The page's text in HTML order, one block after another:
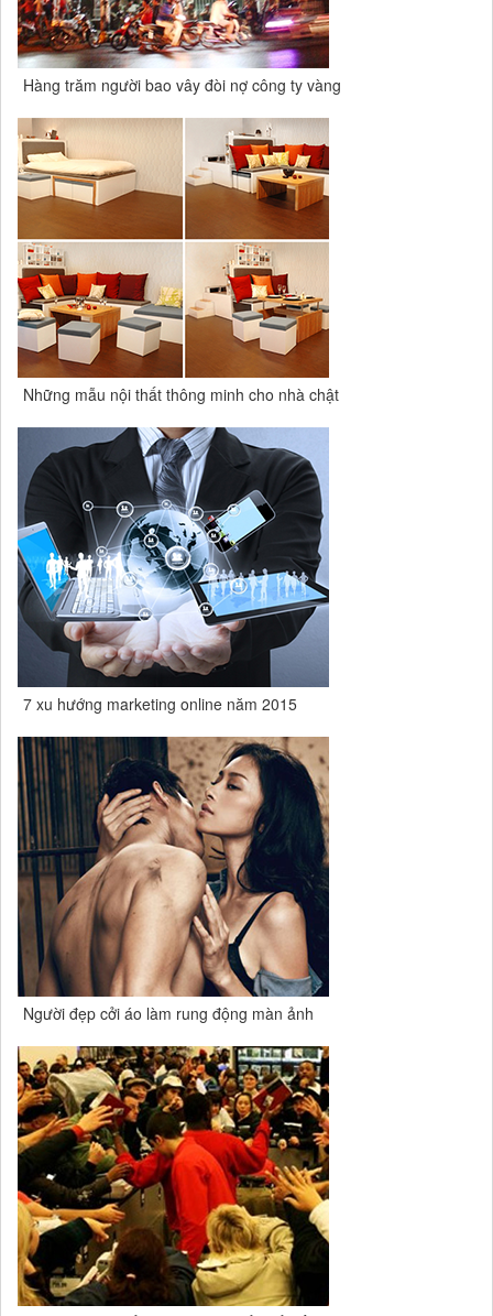
Hàng trăm người bao vây đòi nợ công ty vàng
Những mẫu nội thất thông minh cho nhà chật
7 xu hướng marketing online năm 2015
Người đẹp cởi áo làm rung động màn ảnh